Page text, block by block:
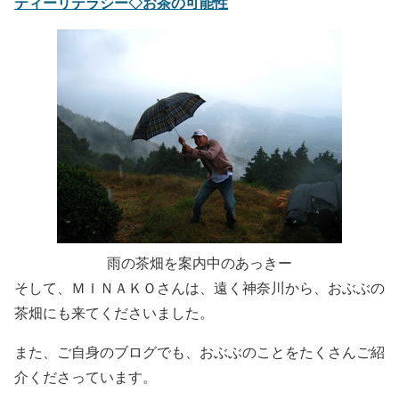
雨の茶畑を案内中のあっきー
そして、ＭＩＮＡＫＯさんは、遠く神奈川から、おぶぶの
茶畑にも来てくださいました。
また、ご自身のブログでも、おぶぶのことをたくさんご紹
介くださっています。